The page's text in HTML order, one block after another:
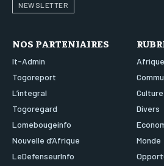
NEWSLETTER
NOS PARTENIAIRES
It-Admin
Togoreport
L’integral
Togoregard
Lomebougeinfo
Nouvelle d’Afrique
LeDefenseurInfo
Afrique
Culture
Divers
Monde